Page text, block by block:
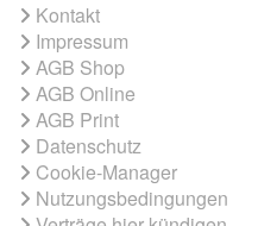
Kontakt
Impressum
AGB Shop
AGB Online
AGB Print
Datenschutz
Cookie-Manager
Nutzungsbedingungen